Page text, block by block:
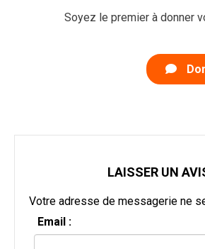
Soyez le premier à donner
LAISSER UN
Votre adresse de messagerie ne
Email :